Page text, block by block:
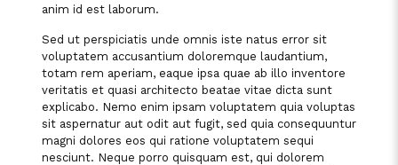
anim id est laborum.
Sed ut perspiciatis unde omnis iste natus error sit
voluptatem accusantium doloremque laudantium,
totam rem aperiam, eaque ipsa quae ab illo inventore
veritatis et quasi architecto beatae vitae dicta sunt
explicabo. Nemo enim ipsam voluptatem quia voluptas
sit aspernatur aut odit aut fugit, sed quia consequuntur
magni dolores eos qui ratione voluptatem sequi
nesciunt. Neque porro quisquam est, qui dolorem